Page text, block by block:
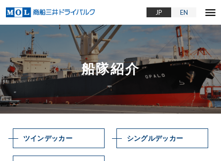
EN
JP menu
船隊紹介
ツインデッカー シングルデッカー